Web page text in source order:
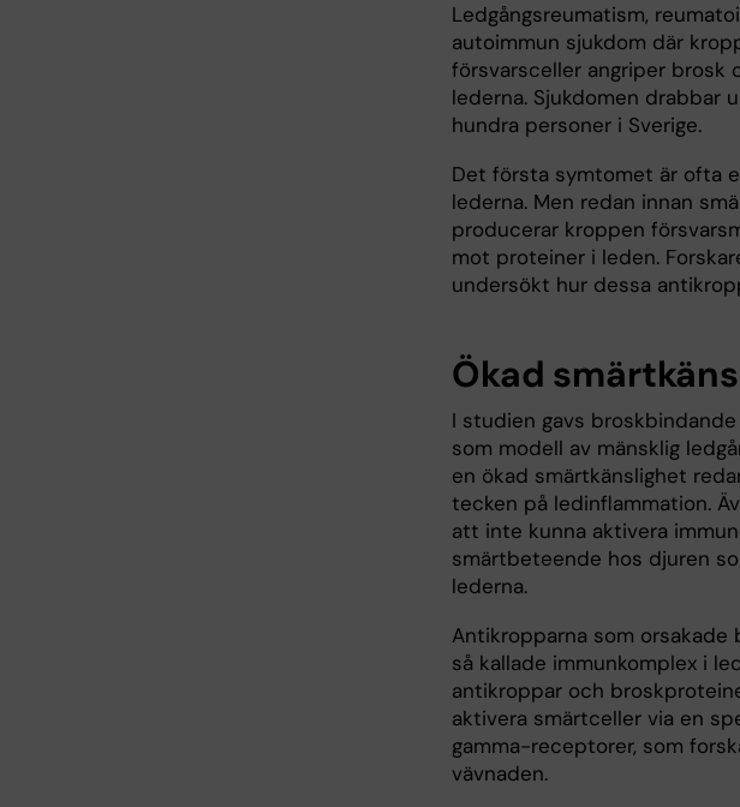
Ledgångsreumatism,
autoimmun sjukdom där
försvarsceller angriper brosk
lederna. Sjukdomen drabbar
hundra personer i Sverige.
Det första symtomet är ofta
lederna. Men redan innan
producerar kroppen
mot proteiner i leden.
undersökt hur dessa
Ökad
I studien gavs
som modell av mänsklig
en ökad smärtkänslighet
tecken på ledinflammation.
att inte kunna aktivera
smärtbeteende hos djuren
lederna.
Antikropparna som
så kallade immunkomplex i
antikroppar och
aktivera smärtceller via en
gamma-receptorer, som
vävnaden.